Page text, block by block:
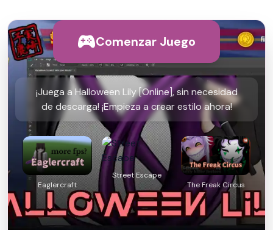
Comenzar Juego
¡Juega a Halloween Lily [Online], sin necesidad
de descarga! ¡Empieza a crear estilo ahora!
Eaglercraft
Street Escape
The Freak Circus